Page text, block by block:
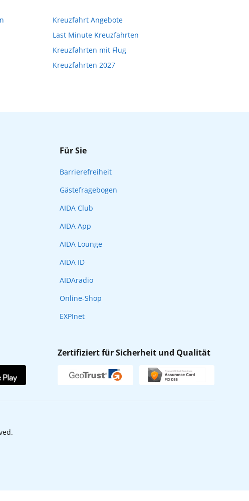
Reisebeginn online über myAIDA
Kreuzfahrt Angebote
Last Minute Kreuzfahrten
Kreuzfahrten mit Flug
Kreuzfahrten 2027
Für Sie
Barrierefreiheit
Gästefragebogen
AIDA Club
AIDA App
AIDA Lounge
AIDA ID
AIDAradio
Online-Shop
EXPInet
Zertifiziert für Sicherheit und Qualität